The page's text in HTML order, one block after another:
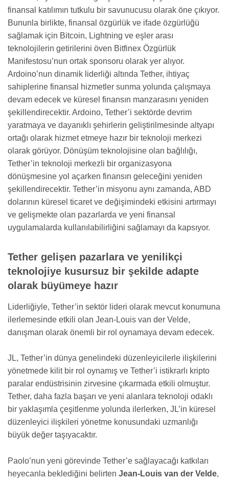
finansal katılımın tutkulu bir savunucusu olarak öne çıkıyor.
Bununla birlikte, finansal özgürlük ve ifade özgürlüğü
sağlamak için Bitcoin, Lightning ve eşler arası
teknolojilerin getirilerini öven Bitfinex Özgürlük
Manifestosu’nun ortak sponsoru olarak yer alıyor.
Ardoino’nun dinamik liderliği altında Tether, ihtiyaç
sahiplerine finansal hizmetler sunma yolunda çalışmaya
devam edecek ve küresel finansın manzarasını yeniden
şekillendirecektir. Ardoino, Tether’i sektörde devrim
yaratmaya ve dayanıklı şehirlerin geliştirilmesinde altyapı
ortağı olarak hizmet etmeye hazır bir teknoloji merkezi
olarak görüyor. Dönüşüm teknolojisine olan bağlılığı,
Tether’in teknoloji merkezli bir organizasyona
dönüşmesine yol açarken finansın geleceğini yeniden
şekillendirecektir. Tether’in misyonu aynı zamanda, ABD
dolarının küresel ticaret ve değişimindeki etkisini artırmayı
ve gelişmekte olan pazarlarda ve yeni finansal
uygulamalarda kullanılabilirliğini sağlamayı da kapsıyor.
Tether gelişen pazarlara ve yenilikçi
teknolojiye kusursuz bir şekilde adapte
olarak büyümeye hazır
Liderliğiyle, Tether’in sektör lideri olarak mevcut konumuna
ilerlemesinde etkili olan Jean-Louis van der Velde,
danışman olarak önemli bir rol oynamaya devam edecek.
JL, Tether’in dünya genelindeki düzenleyicilerle ilişkilerini
yönetmede kilit bir rol oynamış ve Tether’i istikrarlı kripto
paralar endüstrisinin zirvesine çıkarmada etkili olmuştur.
Tether, daha fazla başarı ve yeni alanlara teknoloji odaklı
bir yaklaşımla çeşitlenme yolunda ilerlerken, JL’in küresel
düzenleyici ilişkileri yönetme konusundaki uzmanlığı
büyük değer taşıyacaktır.
Paolo’nun yeni görevinde Tether’e sağlayacağı katkıları
heyecanla beklediğini belirten Jean-Louis van der Velde,